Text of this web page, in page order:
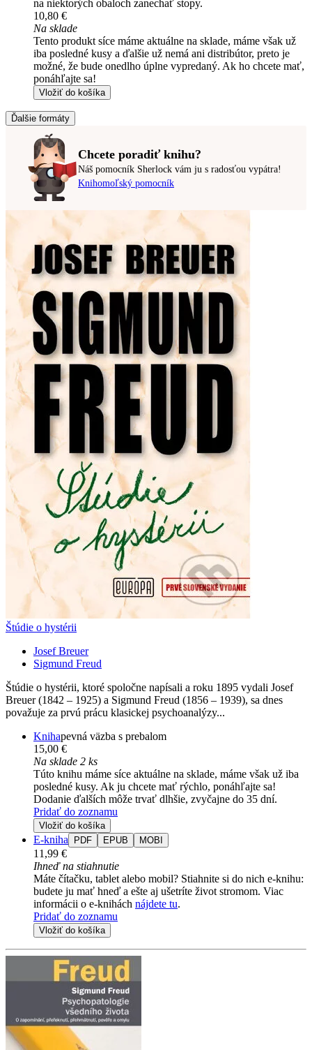
na niektorých obaloch zanechať stopy.
10,80 €
Na sklade
Tento produkt síce máme aktuálne na sklade, máme však už
iba posledné kusy a ďalšie už nemá ani distribútor, preto je
možné, že bude onedlho úplne vypredaný. Ak ho chcete mať,
ponáhľajte sa!
Vložiť do košíka
Ďalšie formáty
Chcete poradiť knihu?
Náš pomocník Sherlock vám ju s radosťou vypátra!
Knihomoľský pomocník
Štúdie o hystérii
Josef Breuer
Sigmund Freud
Štúdie o hystérii, ktoré spoločne napísali a roku 1895 vydali Josef
Breuer (1842 – 1925) a Sigmund Freud (1856 – 1939), sa dnes
považuje za prvú prácu klasickej psychoanalýzy...
Knihapevná väzba s prebalom
15,00 €
Na sklade 2 ks
Túto knihu máme síce aktuálne na sklade, máme však už iba
posledné kusy. Ak ju chcete mať rýchlo, ponáhľajte sa!
Dodanie ďalších môže trvať dlhšie, zvyčajne do 35 dní.
Pridať do zoznamu
Vložiť do košíka
E-kniha PDF EPUB MOBI
11,99 €
Ihneď na stiahnutie
Máte čítačku, tablet alebo mobil? Stiahnite si do nich e-knihu:
budete ju mať hneď a ešte aj ušetríte život stromom. Viac
informácii o e-knihách nájdete tu.
Pridať do zoznamu
Vložiť do košíka